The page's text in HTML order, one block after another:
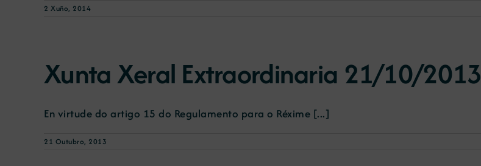
2 Xuño, 2014
Xunta Xeral Extraordinaria 21/10/2013
En virtude do artigo 15 do Regulamento para o Réxime [...]
21 Outubro, 2013